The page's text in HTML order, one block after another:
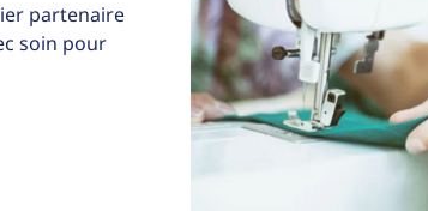
partenaire
soin pour